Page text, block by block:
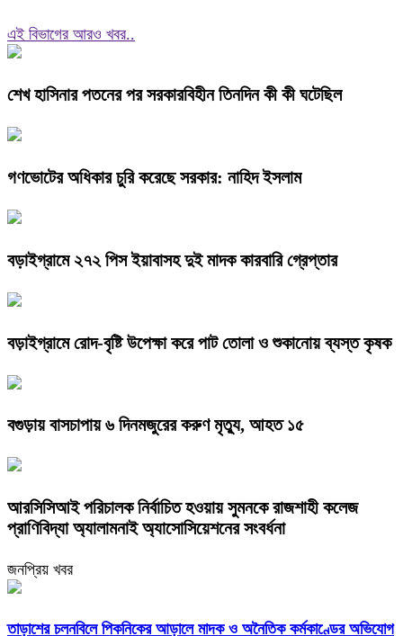
এই বিভাগের আরও খবর..
শেখ হাসিনার পতনের পর সরকারবিহীন তিনদিন কী কী ঘটেছিল
গণভোটের অধিকার চুরি করেছে সরকার: নাহিদ ইসলাম
বড়াইগ্রামে ২৭২ পিস ইয়াবাসহ দুই মাদক কারবারি গ্রেপ্তার
বড়াইগ্রামে রোদ-বৃষ্টি উপেক্ষা করে পাট তোলা ও শুকানোয় ব্যস্ত কৃষক
বগুড়ায় বাসচাপায় ৬ দিনমজুরের করুণ মৃত্যু, আহত ১৫
আরসিসিআই পরিচালক নির্বাচিত হওয়ায় সুমনকে রাজশাহী কলেজ
প্রাণিবিদ্যা অ্যালামনাই অ্যাসোসিয়েশনের সংবর্ধনা
জনপ্রিয় খবর
তাড়াশের চলনবিলে পিকনিকের আড়ালে মাদক ও অনৈতিক কর্মকাণ্ডের অভিযোগ